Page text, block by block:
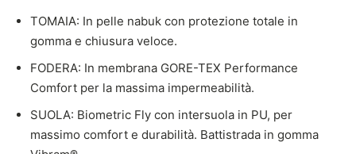
TOMAIA: In pelle nabuk con protezione totale in
gomma e chiusura veloce.
FODERA: In membrana GORE-TEX Performance
Comfort per la massima impermeabilità.
SUOLA: Biometric Fly con intersuola in PU, per
massimo comfort e durabilità. Battistrada in gomma